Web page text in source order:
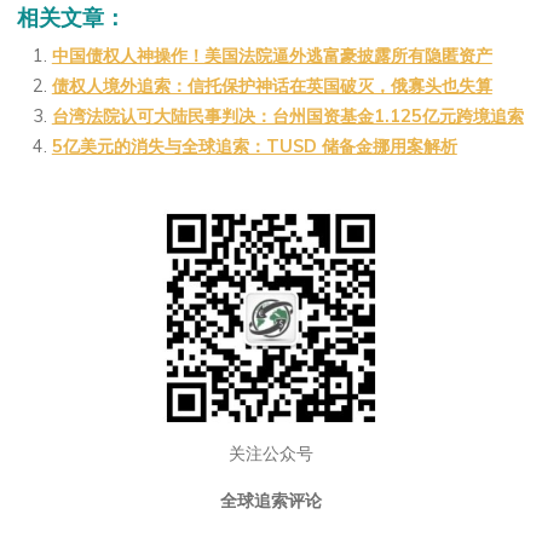
C
h
at
a
W
ei
b
l
b
a
n
y
Li
n
相关文章：
中国债权人神操作！美国法院逼外逃富豪披露所有隐匿资产
债权人境外追索：信托保护神话在英国破灭，俄寡头也失算
台湾法院认可大陆民事判决：台州国资基金1.125亿元跨境追索
5亿美元的消失与全球追索：TUSD 储备金挪用案解析
关注公众号
全球追索评论